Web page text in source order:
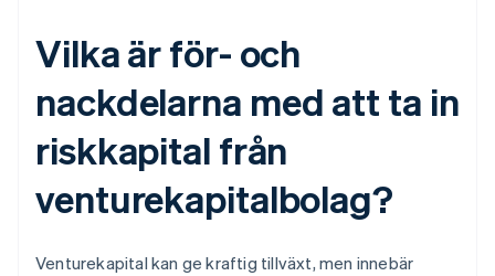
Vilka är för- och
nackdelarna med att ta in
riskkapital från
venturekapitalbolag?
Venturekapital kan ge kraftig tillväxt, men innebär